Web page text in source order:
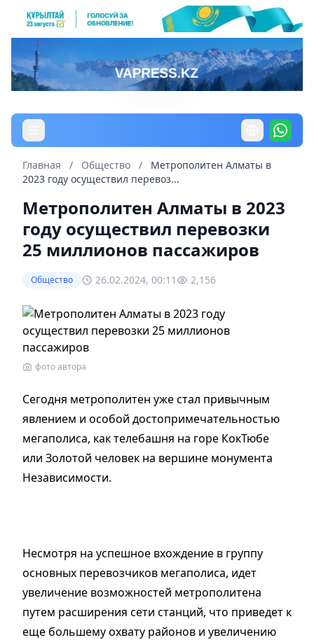
Главная / Общество /
Метрополитен Алматы в
2023 году осуществил перевоз...
Метрополитен Алматы в 2023
году осуществил перевозки
25 миллионов пассажиров
Общество 26.02.2024, 00:11 2,156
фото автора
Сегодня метрополитен уже стал привычным
явлением и особой достопримечательностью
мегаполиса, как телебашня на горе КокТюбе
или Золотой человек на вершине монумента
Независимости.
Несмотря на успешное вхождение в группу
основных перевозчиков мегаполиса, идет
увеличение возможностей метрополитена
путем расширения сети станций, что приведет к
еще большему охвату районов и увеличению